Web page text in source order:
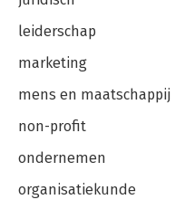
leiderschap
marketing
mens en maatschappij
non-profit
ondernemen
organisatiekunde